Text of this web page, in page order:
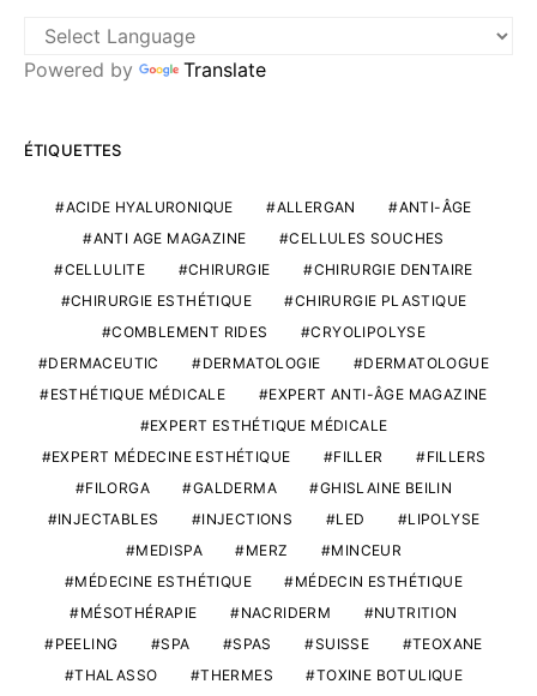
Powered by Translate
ÉTIQUETTES
ACIDE HYALURONIQUE ALLERGAN
ANTI-ÂGE
ANTI AGE MAGAZINE
CELLULES SOUCHES
CELLULITE
CHIRURGIE
CHIRURGIE DENTAIRE
CHIRURGIE ESTHÉTIQUE
CHIRURGIE PLASTIQUE
COMBLEMENT RIDES
CRYOLIPOLYSE
DERMACEUTIC
DERMATOLOGIE
DERMATOLOGUE
ESTHÉTIQUE MÉDICALE
EXPERT ANTI-ÂGE MAGAZINE
EXPERT ESTHÉTIQUE MÉDICALE
EXPERT MÉDECINE ESTHÉTIQUE
FILLER
FILLERS
FILORGA
GALDERMA
GHISLAINE BEILIN
INJECTABLES
INJECTIONS LED
LIPOLYSE
MEDISPA
MERZ
MINCEUR
MÉDECINE ESTHÉTIQUE
MÉDECIN ESTHÉTIQUE
MÉSOTHÉRAPIE
NACRIDERM
NUTRITION
PEELING
SPA SPAS SUISSE
TEOXANE
THALASSO
THERMES
TOXINE BOTULIQUE